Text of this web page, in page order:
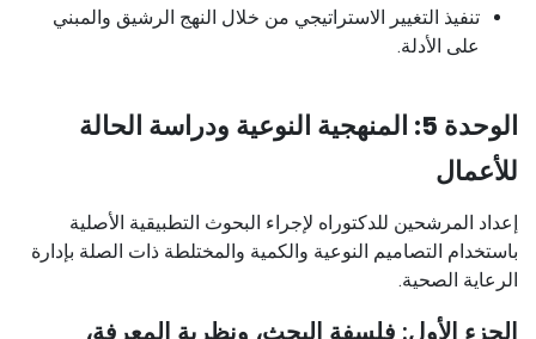
تنفيذ التغيير الاستراتيجي من خلال النهج الرشيق والمبني
على الأدلة.
الوحدة 5: المنهجية النوعية ودراسة الحالة
للأعمال
إعداد المرشحين للدكتوراه لإجراء البحوث التطبيقية الأصلية
باستخدام التصاميم النوعية والكمية والمختلطة ذات الصلة بإدارة
الرعاية الصحية.
الجزء الأول: فلسفة البحث، ونظرية المعرفة،